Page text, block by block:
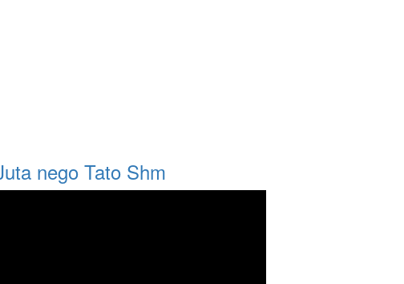
nego Tato Shm